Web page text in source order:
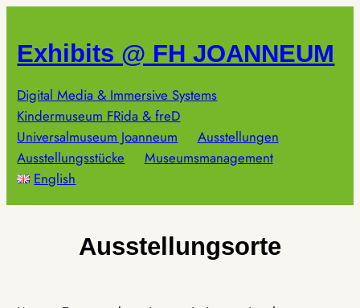
springen
Exhibits @ FH JOANNEUM
Digital Media & Immersive Systems
Kindermuseum FRida & freD
Universalmuseum Joanneum
Ausstellungen
Ausstellungsstücke
Museumsmanagement
English
Ausstellungsorte